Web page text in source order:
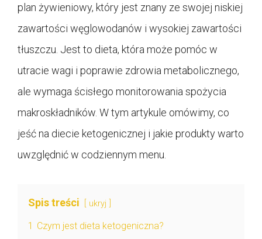
plan żywieniowy, który jest znany ze swojej niskiej
zawartości węglowodanów i wysokiej zawartości
tłuszczu. Jest to dieta, która może pomóc w
utracie wagi i poprawie zdrowia metabolicznego,
ale wymaga ścisłego monitorowania spożycia
makroskładników. W tym artykule omówimy, co
jeść na diecie ketogenicznej i jakie produkty warto
uwzględnić w codziennym menu.
Spis treści ukryj
1 Czym jest dieta ketogeniczna?